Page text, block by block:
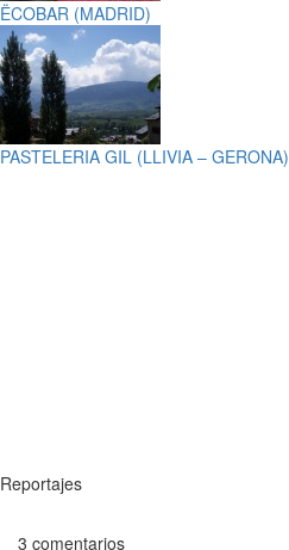
ËCOBAR (MADRID)
PASTELERIA GIL (LLIVIA – GERONA)
Reportajes
3 comentarios